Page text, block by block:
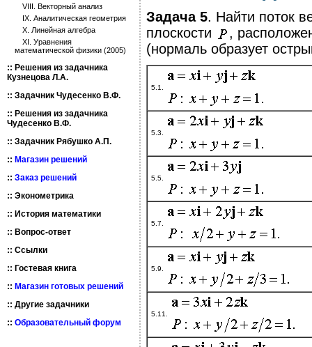
Задача 5. Найти поток
плоскости
,
(нормаль образует
5.1.
5.3.
5.5.
5.7.
5.9.
5.11.
VIII. Векторный анализ
IX. Аналитическая геометрия
X. Линейная алгебра
XI. Уравнения
математической физики (2005)
:: Решения из задачника
Кузнецова Л.А.
:: Задачник Чудесенко В.Ф.
:: Решения из задачника
Чудесенко В.Ф.
:: Задачник Рябушко А.П.
:: Магазин решений
:: Заказ решений
:: Эконометрика
:: История математики
:: Вопрос-ответ
:: Ссылки
:: Гостевая книга
:: Магазин готовых решений
:: Другие задачники
:: Образовательный форум